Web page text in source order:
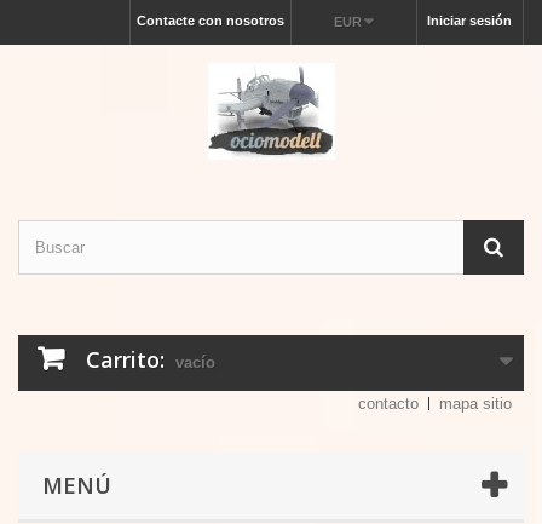
Iniciar sesión
EUR
Contacte con nosotros
Carrito: vacío
contacto mapa sitio
MENÚ